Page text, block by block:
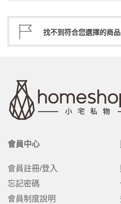
找不到符合您選擇的商品
會員中心
會員註冊/登入
忘記密碼
會員制度說明